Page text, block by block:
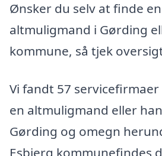
Ønsker du selv at finde
altmuligmand i Gørding
kommune, så tjek
Vi fandt 57
en altmuligmand eller
Gørding og omegn
Esbjerg kommunefindes